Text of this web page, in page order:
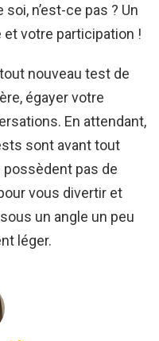
n’est-ce pas ? Un
votre participation !
nouveau test de
égayer votre
En attendant,
sont avant tout
pas de
vous divertir et
un angle un peu
léger.